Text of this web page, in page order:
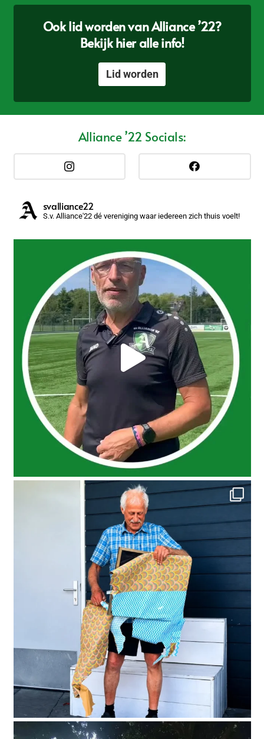
Ook lid worden van Alliance ’22?
Bekijk hier alle info!
Lid worden
Alliance ’22 Socials:
svalliance22
S.v. Alliance'22 dé vereniging waar iedereen zich thuis voelt!